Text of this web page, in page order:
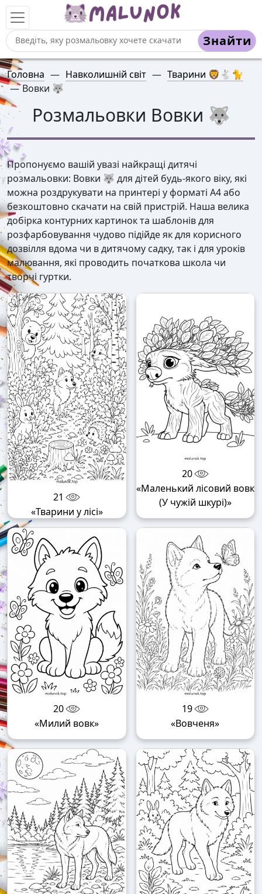
Знайти
Головна — Навколишній світ — Тварини 🦁🐇🐈
— Вовки 🐺
Розмальовки Вовки 🐺
Пропонуємо вашій увазі найкращі дитячі
розмальовки: Вовки 🐺 для дітей будь-якого віку, які
можна роздрукувати на принтері у форматі А4 або
безкоштовно скачати на свій пристрій. Наша велика
добірка контурних картинок та шаблонів для
розфарбовування чудово підійде як для корисного
дозвілля вдома чи в дитячому садку, так і для уроків
малювання, які проводить початкова школа чи
творчі гуртки.
21
«Тварини у лісі»
20
«Маленький лісовий вовк
(У чужій шкурі)»
20
«Милий вовк»
19
«Вовченя»